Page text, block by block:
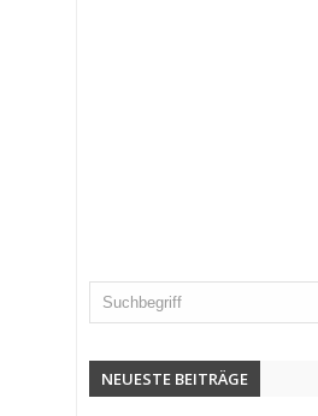
NEUESTE BEITRÄGE